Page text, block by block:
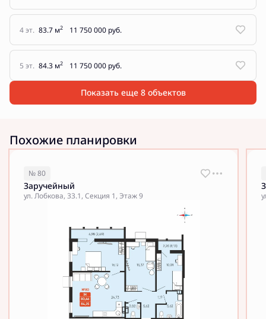
4 эт. 83.7 м2 11 750 000 руб.
5 эт. 84.3 м2 11 750 000 руб.
Показать еще 8 объектов
Похожие планировки
№ 80
Заручейный
ул. Лобкова, 33.1, Секция 1, Этаж 9